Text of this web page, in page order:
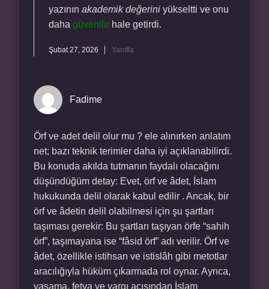
yazının akademik değerini yükseltti ve onu
daha güvenilir hale getirdi.
Şubat 27, 2026 Yanıtla
Fadime
Örf ve adet delil olur mu ? ele alınırken anlatım
net; bazı teknik terimler daha iyi açıklanabilirdi.
Bu konuda akılda tutmanın faydalı olacağını
düşündüğüm detay: Evet, örf ve âdet, İslam
hukukunda delil olarak kabul edilir . Ancak, bir
örf ve âdetin delil olabilmesi için şu şartları
taşıması gerekir: Bu şartları taşıyan örfe “sahih
örf”, taşımayana ise “fâsid örf” adı verilir. Örf ve
âdet, özellikle istihsan ve istislâh gibi metotlar
aracılığıyla hüküm çıkarmada rol oynar. Ayrıca,
yasama, fetva ve yargı açısından İslam